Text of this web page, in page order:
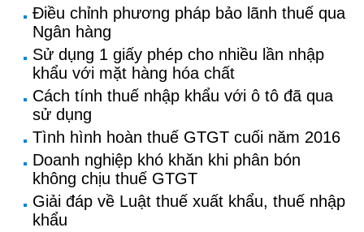
Điều chỉnh phương pháp bảo lãnh thuế qua
Ngân hàng
Sử dụng 1 giấy phép cho nhiều lần nhập
khẩu với mặt hàng hóa chất
Cách tính thuế nhập khẩu với ô tô đã qua
sử dụng
Tình hình hoàn thuế GTGT cuối năm 2016
Doanh nghiệp khó khăn khi phân bón
không chịu thuế GTGT
Giải đáp về Luật thuế xuất khẩu, thuế nhập
khẩu